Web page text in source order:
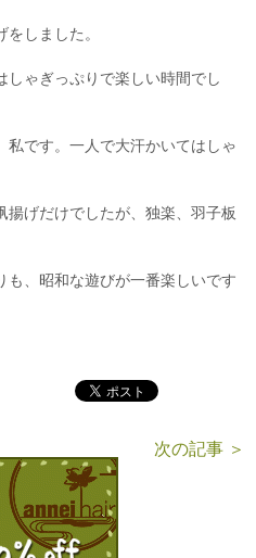
しました。
ゃぎっぷりで楽しい時間でし
私です。一人で大汗かいてはしゃ
げだけでしたが、独楽、羽子板
、昭和な遊びが一番楽しいです
次の記事 ＞